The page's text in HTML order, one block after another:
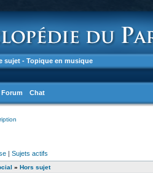
sujet - Topique en musique
Forum Chat
| Sujets actifs
» Hors sujet